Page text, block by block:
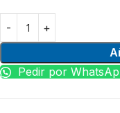
Pedir por